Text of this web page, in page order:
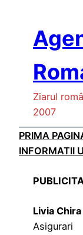
content
Ziarul
2007
PRIMA
INFORMATII
Livia Chira
Asigurari